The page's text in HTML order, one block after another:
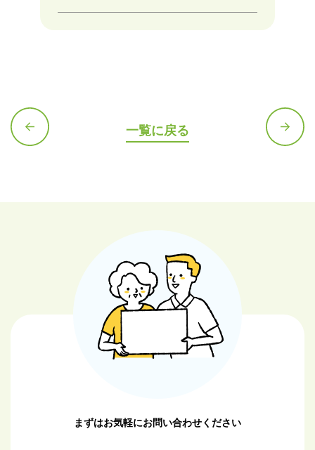
一覧に戻る
まずはお気軽にお問い合わせください